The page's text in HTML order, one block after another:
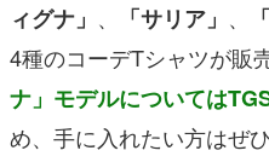
ィグナ」 、 「サリア」 、
4種のコーデTシャツが販
ナ」モデルについては
め、手に入れたい方はぜ